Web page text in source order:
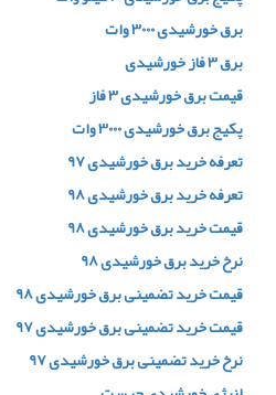
برق خورشیدی 3000 وات
برق 3 فاز خورشیدی
قیمت برق خورشیدی 3 فاز
پکیج برق خورشیدی 3000 وات
تعرفه خرید برق خورشیدی 97
تعرفه خرید برق خورشیدی 98
قیمت خرید برق خورشیدی 98
نرخ خرید برق خورشیدی 98
قیمت خرید تضمینی برق خورشیدی 98
قیمت خرید تضمینی برق خورشیدی 97
نرخ خرید تضمینی برق خورشیدی 97